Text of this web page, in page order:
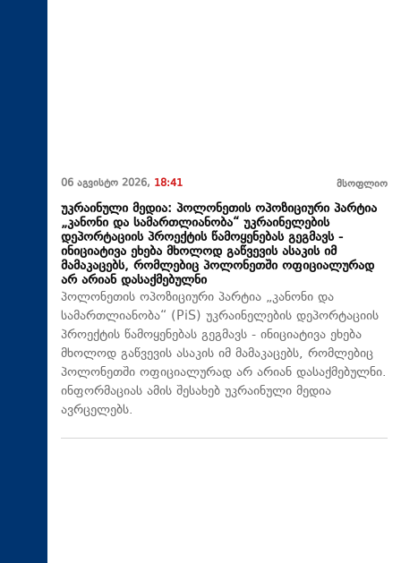
06 აგვისტო 2026, 18:41 მსოფლიო
უკრაინული მედია: პოლონეთის ოპოზიციური პარტია
„კანონი და სამართლიანობა“ უკრაინელების
დეპორტაციის პროექტის წამოყენებას გეგმავს -
ინიციატივა ეხება მხოლოდ გაწვევის ასაკის იმ
მამაკაცებს, რომლებიც პოლონეთში ოფიციალურად
არ არიან დასაქმებულნი
პოლონეთის ოპოზიციური პარტია „კანონი და
სამართლიანობა“ (PiS) უკრაინელების დეპორტაციის
პროექტის წამოყენებას გეგმავს - ინიციატივა ეხება
მხოლოდ გაწვევის ასაკის იმ მამაკაცებს, რომლებიც
პოლონეთში ოფიციალურად არ არიან დასაქმებულნი.
ინფორმაციას ამის შესახებ უკრაინული მედია
ავრცელებს.